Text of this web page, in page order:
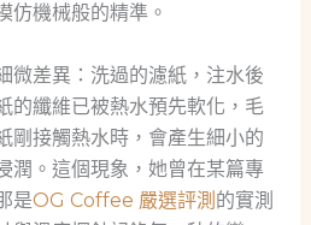
仿機械般的精準。
微差異：洗過的濾紙，注水後
的纖維已被熱水預先軟化，毛
剛接觸熱水時，會產生細小的
潤。這個現象，她曾在某篇專
是OG Coffee 嚴選評測 的實測